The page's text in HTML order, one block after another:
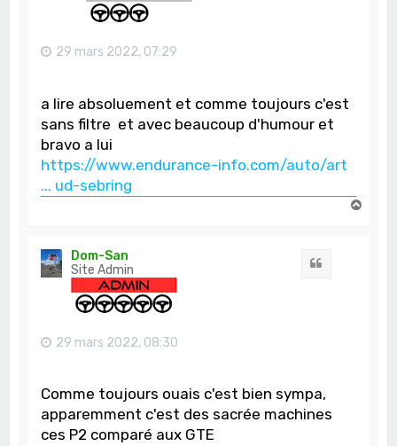
29 mars 2022, 07:29
a lire absoluement et comme toujours c'est
sans filtre et avec beaucoup d'humour et
bravo a lui
https://www.endurance-info.com/auto/art
... ud-sebring
Dom-San
Site Admin
29 mars 2022, 08:30
Comme toujours ouais c'est bien sympa,
apparemment c'est des sacrée machines
ces P2 comparé aux GTE